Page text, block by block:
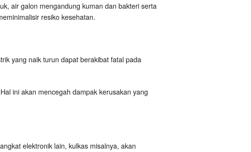
air galon mengandung kuman dan bakteri serta
resiko kesehatan.
yang naik turun dapat berakibat fatal pada
Hal ini akan mencegah dampak kerusakan yang
elektronik lain, kulkas misalnya, akan